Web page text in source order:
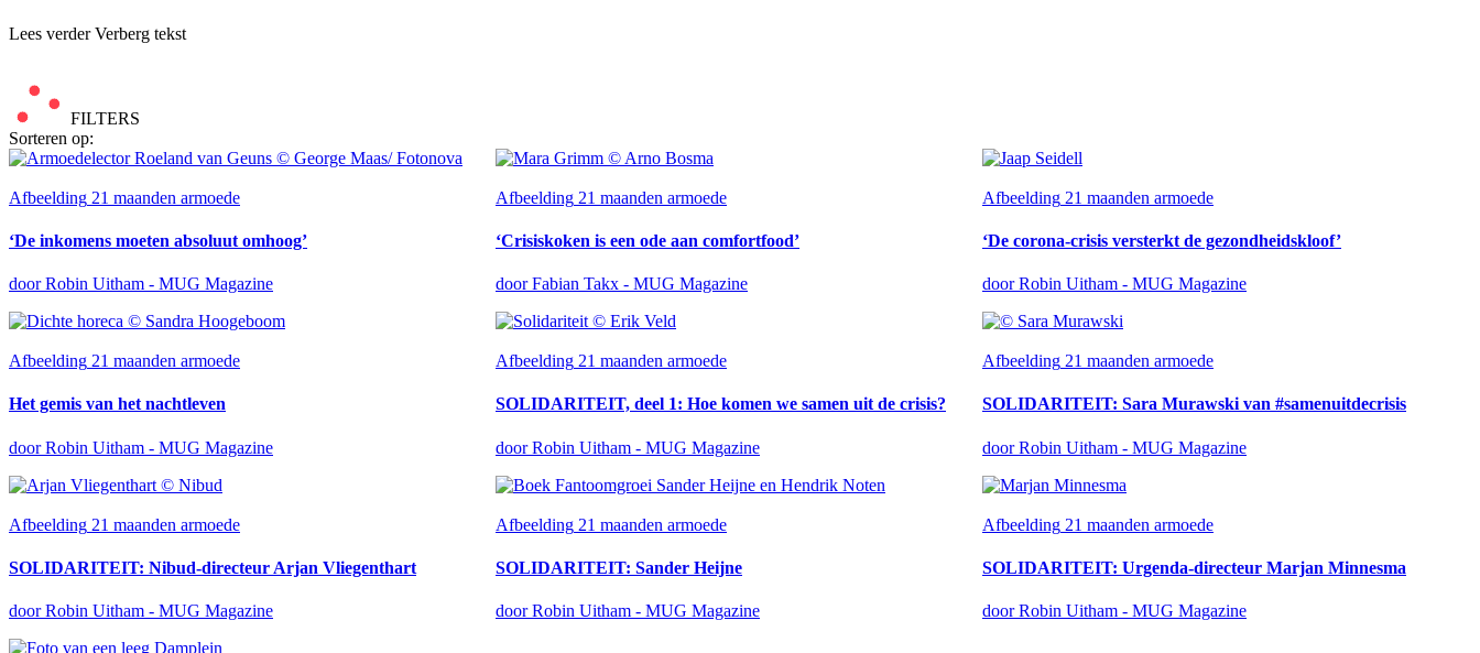
Lees verderVerberg tekst
FILTERS
Sorteren op:
Afbeelding 21 maanden armoede
‘De inkomens moeten absoluut omhoog’
door Robin Uitham - MUG Magazine
Afbeelding 21 maanden armoede
‘Crisiskoken is een ode aan comfortfood’
door Fabian Takx - MUG Magazine
Afbeelding 21 maanden armoede
‘De corona-crisis versterkt de gezondheidskloof’
door Robin Uitham - MUG Magazine
Afbeelding 21 maanden armoede
Het gemis van het nachtleven
door Robin Uitham - MUG Magazine
Afbeelding 21 maanden armoede
SOLIDARITEIT, deel 1: Hoe komen we samen uit de crisis?
door Robin Uitham - MUG Magazine
Afbeelding 21 maanden armoede
SOLIDARITEIT: Sara Murawski van #samenuitdecrisis
door Robin Uitham - MUG Magazine
Afbeelding 21 maanden armoede
SOLIDARITEIT: Nibud-directeur Arjan Vliegenthart
door Robin Uitham - MUG Magazine
Afbeelding 21 maanden armoede
SOLIDARITEIT: Sander Heijne
door Robin Uitham - MUG Magazine
Afbeelding 21 maanden armoede
SOLIDARITEIT: Urgenda-directeur Marjan Minnesma
door Robin Uitham - MUG Magazine